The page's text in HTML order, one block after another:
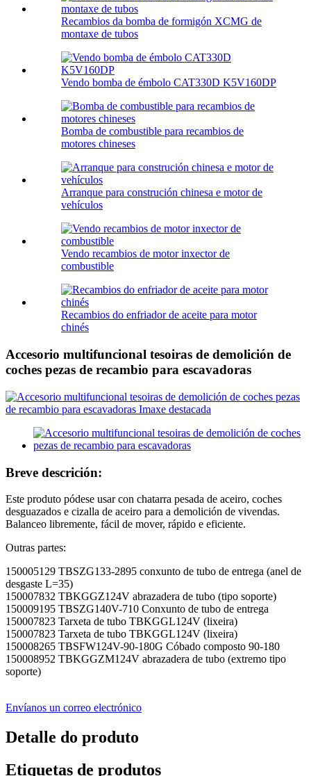
Recambios da bomba de formigón XCMG de
montaxe de tubos
Vendo bomba de émbolo CAT330D K5V160DP
Bomba de combustible para recambios de
motores chineses
Arranque para construción chinesa e motor de
vehículos
Vendo recambios de motor inxector de
combustible
Recambios do enfriador de aceite para motor
chinés
Accesorio multifuncional tesoiras de demolición de
coches pezas de recambio para escavadoras
Breve descrición:
Este produto pódese usar con chatarra pesada de aceiro, coches
desguazados e cizalla de aceiro para a demolición de vivendas.
Balanceo libremente, fácil de mover, rápido e eficiente.
Outras partes:
150005129 TBSZG133-2895 conxunto de tubo de entrega (anel de
desgaste L=35)
150007832 TBKGGZ124V abrazadera de tubo (tipo soporte)
150009195 TBSZG140V-710 Conxunto de tubo de entrega
150007823 Tarxeta de tubo TBKGGL124V (lixeira)
150007823 Tarxeta de tubo TBKGGL124V (lixeira)
150008265 TBSFW124V-90-180G Cóbado composto 90-180
150008952 TBKGGZM124V abrazadera de tubo (extremo tipo
soporte)
Envíanos un correo electrónico
Detalle do produto
Etiquetas de produtos